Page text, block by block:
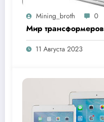
Mining_broth 0
Мир трансформеров
11 Августа 2023